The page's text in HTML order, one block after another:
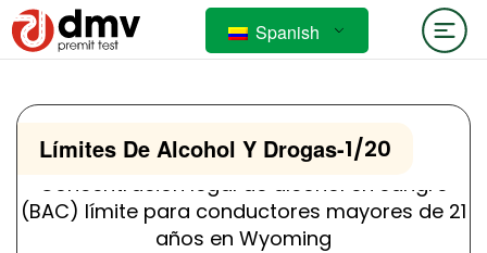
Spanish
Límites De Alcohol Y Drogas-1/20
Concentración legal de alcohol en sangre
(BAC) límite para conductores mayores de 21
años en Wyoming